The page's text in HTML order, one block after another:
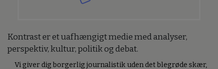
Kontrast er et uafhængigt medie med analyser,
perspektiv, kultur, politik og debat.
Vi giver dig borgerlig journalistik uden det blegrøde skær,